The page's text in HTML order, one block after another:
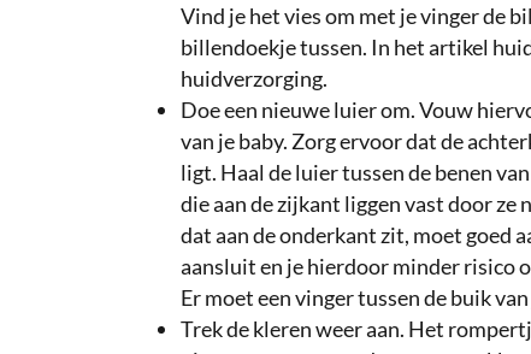
Vind je het vies om met je vinger de
billendoekje tussen. In het artikel
huidverzorging.
Doe een nieuwe luier om. Vouw
van je baby. Zorg ervoor dat de
ligt. Haal de luier tussen de benen
die aan de zijkant liggen vast door
dat aan de onderkant zit, moet goed
aansluit en je hierdoor minder risico
Er moet een vinger tussen de buik
Trek de kleren weer aan. Het